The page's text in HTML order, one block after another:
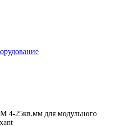
4-25кв.мм для модульного